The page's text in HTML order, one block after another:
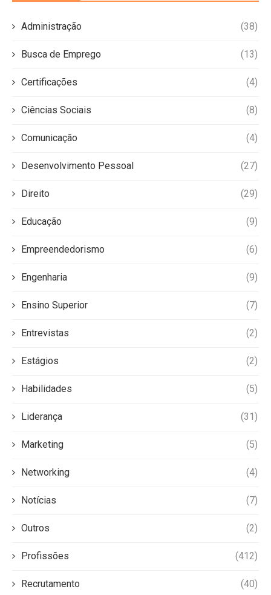
Administração (38)
Busca de Emprego (13)
Certificações (4)
Ciências Sociais (8)
Comunicação (4)
Desenvolvimento Pessoal (27)
Direito (29)
Educação (9)
Empreendedorismo (6)
Engenharia (9)
Ensino Superior (7)
Entrevistas (2)
Estágios (2)
Habilidades (5)
Liderança (31)
Marketing (5)
Networking (4)
Notícias (7)
Outros (2)
Profissões (412)
Recrutamento (40)